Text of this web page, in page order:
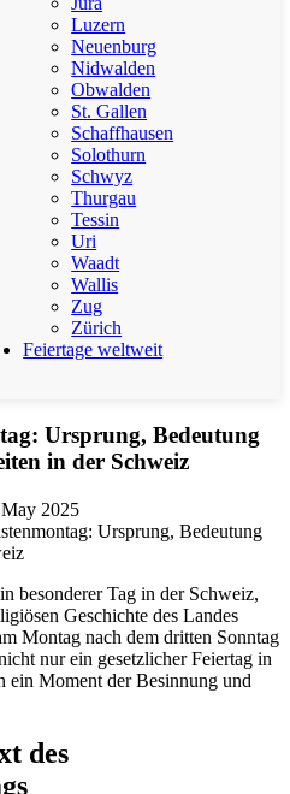
Luzern
Neuenburg
Nidwalden
Obwalden
St. Gallen
Schaffhausen
Solothurn
Schwyz
Thurgau
Tessin
Uri
Waadt
Wallis
Zug
Zürich
Feiertage weltweit
Ursprung, Bedeutung
in der Schweiz
2025
Ursprung, Bedeutung
besonderer Tag in der Schweiz,
Geschichte des Landes
Montag nach dem dritten Sonntag
nur ein gesetzlicher Feiertag in
ein Moment der Besinnung und
des